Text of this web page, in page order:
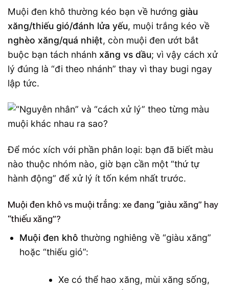
Muội đen khô thường kéo bạn về hướng giàu
xăng/thiếu gió/đánh lửa yếu, muội trắng kéo về
nghèo xăng/quá nhiệt, còn muội đen ướt bắt
buộc bạn tách nhánh xăng vs dầu; vì vậy cách xử
lý đúng là “đi theo nhánh” thay vì thay bugi ngay
lập tức.
Để móc xích với phần phân loại: bạn đã biết màu
nào thuộc nhóm nào, giờ bạn cần một “thứ tự
hành động” để xử lý ít tốn kém nhất trước.
Muội đen khô vs muội trắng: xe đang “giàu xăng” hay
“thiếu xăng”?
Muội đen khô thường nghiêng về “giàu xăng”
hoặc “thiếu gió”:
Xe có thể hao xăng, mùi xăng sống,